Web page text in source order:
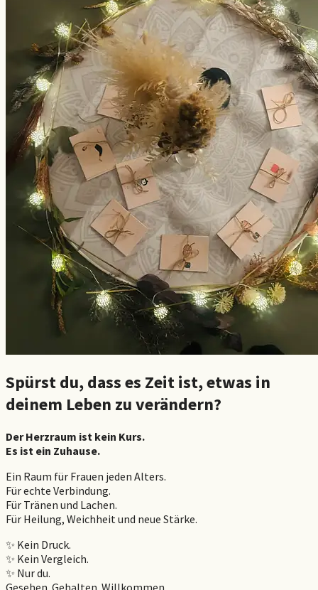
Spürst du, dass es Zeit ist, etwas in
deinem Leben zu verändern?
Der Herzraum ist kein Kurs.
Es ist ein Zuhause.
Ein Raum für Frauen jeden Alters.
Für echte Verbindung.
Für Tränen und Lachen.
Für Heilung, Weichheit und neue Stärke.
✨ Kein Druck.
✨ Kein Vergleich.
✨ Nur du.